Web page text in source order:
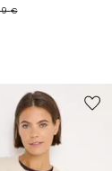
€